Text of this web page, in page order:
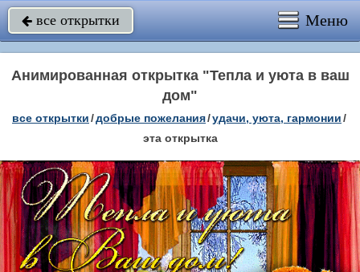
 все открытки Меню
Анимированная открытка "Тепла и уюта в ваш
дом"
все открытки/добрые пожелания/удачи, уюта, гармонии/
эта открытка